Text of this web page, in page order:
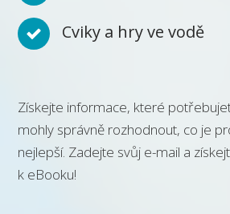
Cviky a hry ve vodě
Získejte informace, které
mohly správně rozhodnout, co je
nejlepší. Zadejte svůj e-mail a
k eBooku!